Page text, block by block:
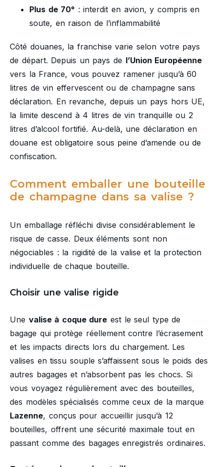
Plus de 70° : interdit en avion, y compris en
soute, en raison de l’inflammabilité
Côté douanes, la franchise varie selon votre pays
de départ. Depuis un pays de l’Union Européenne
vers la France, vous pouvez ramener jusqu’à 60
litres de vin effervescent ou de champagne sans
déclaration. En revanche, depuis un pays hors UE,
la limite descend à 4 litres de vin tranquille ou 2
litres d’alcool fortifié. Au-delà, une déclaration en
douane est obligatoire sous peine d’amende ou de
confiscation.
Comment emballer une bouteille
de champagne dans sa valise ?
Un emballage réfléchi divise considérablement le
risque de casse. Deux éléments sont non
négociables : la rigidité de la valise et la protection
individuelle de chaque bouteille.
Choisir une valise rigide
Une valise à coque dure est le seul type de
bagage qui protège réellement contre l’écrasement
et les impacts directs lors du chargement. Les
valises en tissu souple s’affaissent sous le poids des
autres bagages et n’absorbent pas les chocs. Si
vous voyagez régulièrement avec des bouteilles,
des modèles spécialisés comme ceux de la marque
Lazenne, conçus pour accueillir jusqu’à 12
bouteilles, offrent une sécurité maximale tout en
passant comme des bagages enregistrés ordinaires.